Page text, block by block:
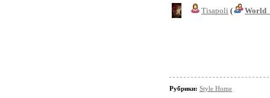
Tisapoli (
Рубрики: Style Home